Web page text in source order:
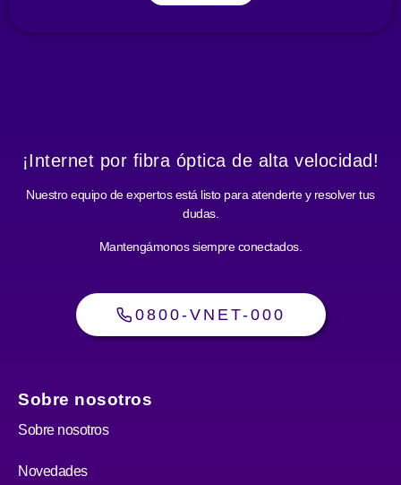
¡Internet por fibra óptica de alta velocidad!
Nuestro equipo de expertos está listo para atenderte y resolver tus
dudas.
Mantengámonos siempre conectados.
0800-VNET-000
Sobre nosotros
Sobre nosotros
Novedades